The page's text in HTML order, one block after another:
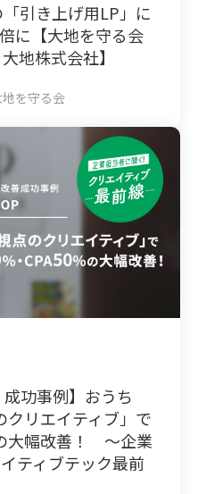
引き上げ用LP」に
に【大地を守る会
地株式会社】
を守る会
功事例】おうち
クリエイティブ」で
大幅改善！ ～企業
ティブテック最前